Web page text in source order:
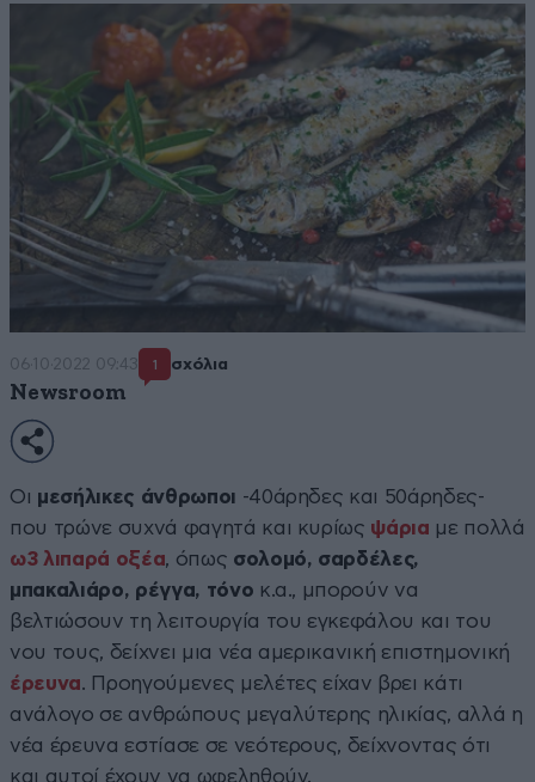
06·10·2022 09:43 1 σχόλια
Newsroom
Οι μεσήλικες άνθρωποι -40άρηδες και 50άρηδες-
που τρώνε συχνά φαγητά και κυρίως ψάρια με πολλά
ω3 λιπαρά οξέα, όπως σολομό, σαρδέλες,
μπακαλιάρο, ρέγγα, τόνο κ.α., μπορούν να
βελτιώσουν τη λειτουργία του εγκεφάλου και του
νου τους, δείχνει μια νέα αμερικανική επιστημονική
έρευνα. Προηγούμενες μελέτες είχαν βρει κάτι
ανάλογο σε ανθρώπους μεγαλύτερης ηλικίας, αλλά η
νέα έρευνα εστίασε σε νεότερους, δείχνοντας ότι
και αυτοί έχουν να ωφεληθούν.